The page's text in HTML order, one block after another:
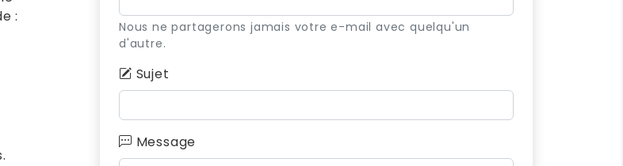
:
Nous ne partagerons jamais votre e-mail avec quelqu'un
d'autre.
Sujet
Message